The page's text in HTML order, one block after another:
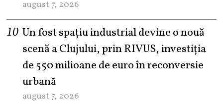
august 7, 2026
Un fost spațiu industrial devine o nouă
scenă a Clujului, prin RIVUS, investiția
de 550 milioane de euro în reconversie
urbană
august 7, 2026